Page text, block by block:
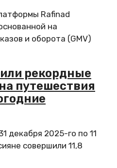
Rafinad
на
и оборота (GMV)
рекордные
путешествия
декабря 2025-го по 11
совершили 11,8